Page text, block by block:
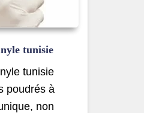
tunisie
tunisie
poudrés à
non